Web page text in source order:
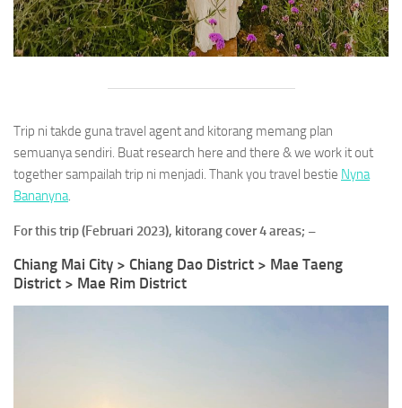
Trip ni takde guna travel agent and kitorang memang plan
semuanya sendiri. Buat research here and there & we work it out
together sampailah trip ni menjadi. Thank you travel bestie Nyna
Bananyna.
For this trip (Februari 2023), kitorang cover 4 areas; –
Chiang Mai City > Chiang Dao District > Mae Taeng
District > Mae Rim District